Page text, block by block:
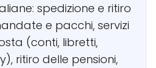
spedizione e ritiro
e pacchi, servizi
(conti, libretti,
ritiro delle pensioni,